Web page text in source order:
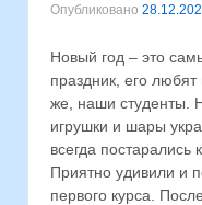
Опубликовано
Новый год – это
праздник, его
же, наши студенты.
игрушки и шары
всегда постарались
Приятно удивили и
первого курса.